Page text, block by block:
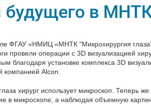
будущего в
ФГАУ «НМИЦ «МНТК "Микрохирургия
провели операции с 3D визуализацией
благодаря установке комплекса 3D
компанией Alcon.
хирург использует микроскоп. Теперь же
в микроскопе, а наблюдая объемную